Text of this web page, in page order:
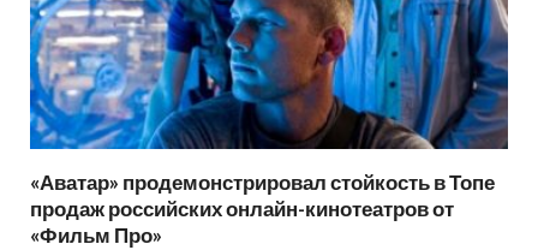
«Аватар» продемонстрировал стойкость в Топе
продаж российских онлайн-кинотеатров от
«Фильм Про»